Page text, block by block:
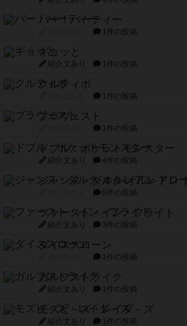
バー！パーティー
1件の投稿
ギョッと
紹介文あり 1件の投稿
クルティボ
1件の投稿
ブラヴェスト
1件の投稿
ドブル：ポケットモンスター
紹介文あり 4件の投稿
ジャンヌ・ダルク-オルレアン
5件の投稿
ファースト・イン・フライト
紹介文あり 3件の投稿
ダイススローン
1件の投稿
ガルフストライク
紹介文あり 1件の投稿
モズビ－ズ・レイダ－ズ
紹介文あり 1件の投稿